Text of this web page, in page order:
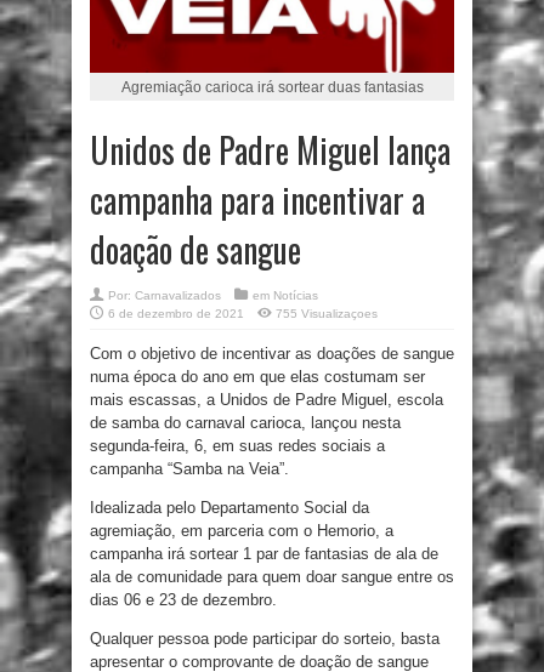
Agremiação carioca irá sortear duas fantasias
Unidos de Padre Miguel lança
campanha para incentivar a
doação de sangue
Por: Carnavalizados em Notícias
6 de dezembro de 2021
755 Visualizaçoes
Com o objetivo de incentivar as doações de sangue
numa época do ano em que elas costumam ser
mais escassas, a Unidos de Padre Miguel, escola
de samba do carnaval carioca, lançou nesta
segunda-feira, 6, em suas redes sociais a
campanha “Samba na Veia”.
Idealizada pelo Departamento Social da
agremiação, em parceria com o Hemorio, a
campanha irá sortear 1 par de fantasias de ala de
ala de comunidade para quem doar sangue entre os
dias 06 e 23 de dezembro.
Qualquer pessoa pode participar do sorteio, basta
apresentar o comprovante de doação de sangue